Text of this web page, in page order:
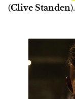
(Clive Standen).